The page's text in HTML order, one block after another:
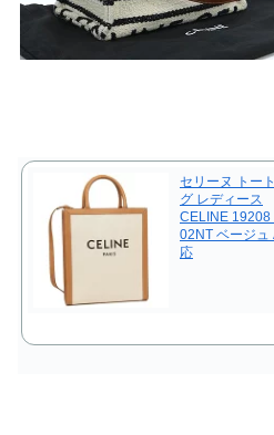
セリーヌ トー
グ レディース
CELINE 19208
02NT ベージュ
応